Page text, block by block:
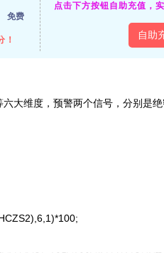
免费
！
点击下方按钮自助充值，
自助
大维度，预警两个信号，分别是